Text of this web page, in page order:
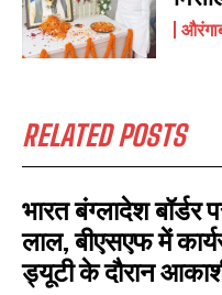
RELATED POSTS
भारत बंग्लादेश
लाल, बीएसएफ में
ड्यूटी के दौरान